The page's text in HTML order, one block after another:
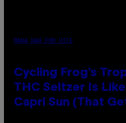
MAHA HAQ FOR VICE
Cycling Frog’s
THC Seltzer Is
Capri Sun (That